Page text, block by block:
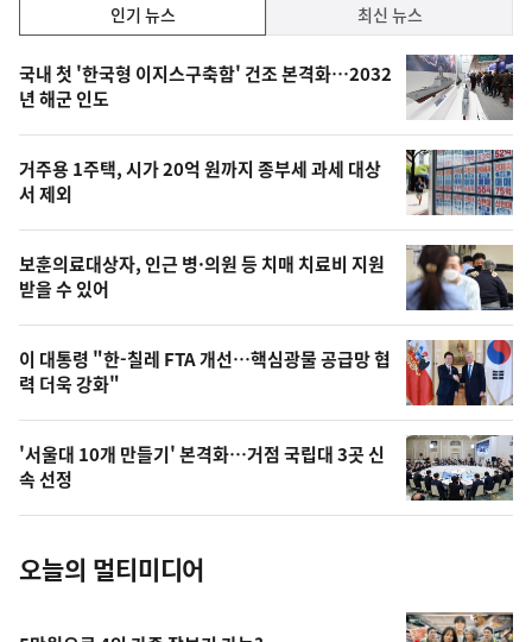
기,
최
신,
오
늘
의
영
상
오
늘
의
사
진
인기 뉴스 최신 뉴스
기
뉴
스
국내 첫 '한국형 이지스구축함' 건조 본격화…2032
년 해군 인도
거주용 1주택, 시가 20억 원까지 종부세 과세 대상
서 제외
보훈의료대상자, 인근 병·의원 등 치매 치료비 지원
받을 수 있어
이 대통령 "한-칠레 FTA 개선…핵심광물 공급망 협
력 더욱 강화"
'서울대 10개 만들기' 본격화…거점 국립대 3곳 신
속 선정
오늘의 멀티미디어